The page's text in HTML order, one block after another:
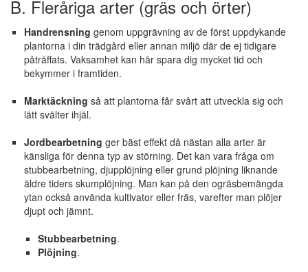
B. Fleråriga arter (gräs och örter)
Handrensning genom uppgrävning av de först uppdykande
plantorna i din trädgård eller annan miljö där de ej tidigare
påträffats. Vaksamhet kan här spara dig mycket tid och
bekymmer i framtiden.
Marktäckning så att plantorna får svårt att utveckla sig och
lätt svälter ihjäl.
Jordbearbetning ger bäst effekt då nästan alla arter är
känsliga för denna typ av störning. Det kan vara fråga om
stubbearbetning, djupplöjning eller grund plöjning liknande
äldre tiders skumplöjning. Man kan på den ogräsbemängda
ytan också använda kultivator eller fräs, varefter man plöjer
djupt och jämnt.
Stubbearbetning.
Plöjning.